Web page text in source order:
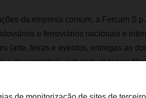
da empresa comum, a Fercam
e ferroviários nacionais e
(arte, feiras e eventos, entregas ao
e documentos), incluindo todas as